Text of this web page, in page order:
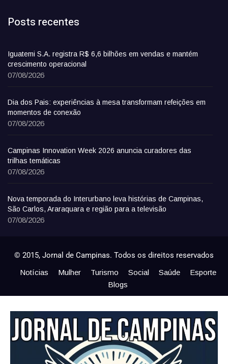
Posts recentes
Iguatemi S.A. registra R$ 6,6 bilhões em vendas e mantém
crescimento operacional
07/08/2026
Dia dos Pais: experiências à mesa transformam refeições em
momentos de conexão
07/08/2026
Campinas Innovation Week 2026 anuncia curadores das
trilhas temáticas
07/08/2026
Nova temporada do Interurbano leva histórias de Campinas,
São Carlos, Araraquara e região para a televisão
07/08/2026
© 2015, Jornal de Campinas. Todos os direitos reservados
Notícias Mulher Turismo Social Saúde
Esporte
Blogs